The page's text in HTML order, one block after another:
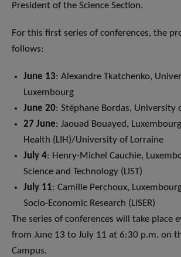
President of the Science Section.
For this first series of conferences, the
follows:
June 13: Alexandre Tkatchenko,
Luxembourg
June 20: Stéphane Bordas, University
27 June: Jaouad Bouayed,
Health (LIH)/University of Lorraine
July 4: Henry-Michel Cauchie,
Science and Technology (LIST)
July 11: Camille Perchoux,
Socio-Economic Research (LISER)
The series of conferences will take place
from June 13 to July 11 at 6:30 p.m. on
Campus.